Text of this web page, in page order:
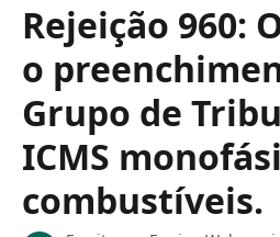
Rejeição 960:
o
Grupo de
ICMS
combustíveis.